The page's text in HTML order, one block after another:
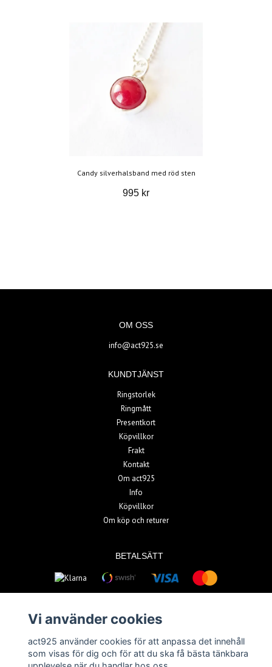
Candy silverhalsband med röd sten
995 kr
OM OSS
info@act925.se
KUNDTJÄNST
Ringstorlek
Ringmått
Presentkort
Köpvillkor
Frakt
Kontakt
Om act925
Info
Köpvillkor
Om köp och returer
BETALSÄTT
© Copyright 2026 act925
Powered by Quickbutik
Vi använder cookies
act925 använder cookies för att anpassa det innehåll
som visas för dig och för att du ska få bästa tänkbara